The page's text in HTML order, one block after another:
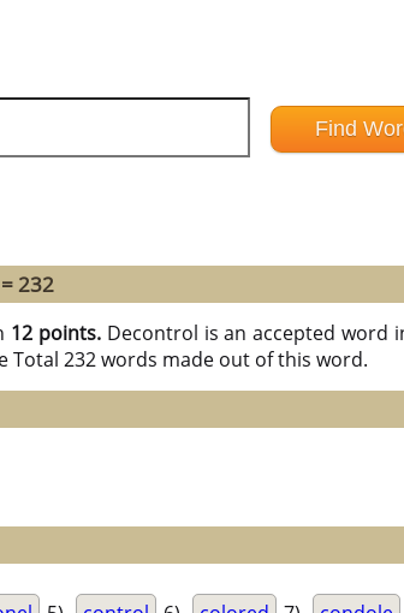
232
12 points. Decontrol is an accepted word
Total 232 words made out of this word.